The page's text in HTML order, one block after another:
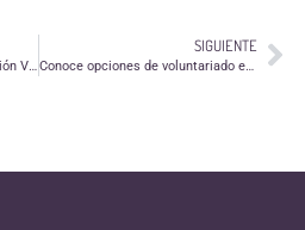
Participa en la Escuela de Acción Voluntaria de Aragón
SIGUIENTE
Conoce opciones de voluntariado en el ámbito rural